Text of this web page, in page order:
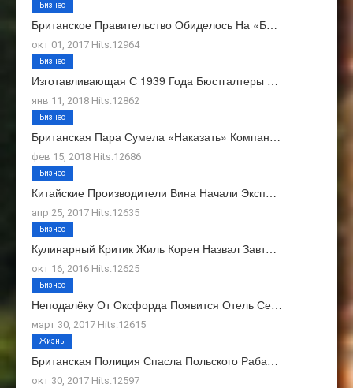
Британское Правительство Обиделось На «Б…
окт 01, 2017 Hits:12964
Бизнес
Изготавливающая С 1939 Года Бюстгалтеры …
янв 11, 2018 Hits:12862
Бизнес
Британская Пара Сумела «наказать» Компан…
фев 15, 2018 Hits:12686
Бизнес
Китайские Производители Вина Начали Эксп…
апр 25, 2017 Hits:12635
Бизнес
Кулинарный Критик Жиль Корен Назвал Завт…
окт 16, 2016 Hits:12625
Бизнес
Неподалёку От Оксфорда Появится Отель Се…
март 30, 2017 Hits:12615
Бизнес
Британская Полиция Спасла Польского Раба…
окт 30, 2017 Hits:12597
Жизнь